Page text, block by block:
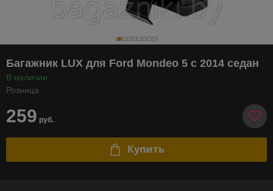
Багажник LUX для Ford Mondeo 5 с 2014 седан
В наличии
Розница
259 руб.
Купить